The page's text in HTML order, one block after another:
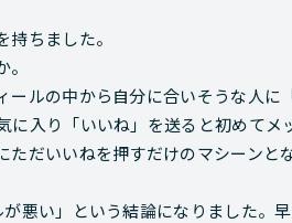
ちました。
ルの中から自分に合いそうな人に
に入り「いいね」を送ると初めてメ
だいいねを押すだけのマシーンと
悪い」
という結論になりました。早